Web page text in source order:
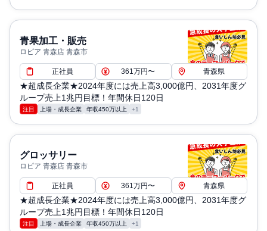
青果加工・販売
ロピア 青森店 青森市
正社員 361万円〜 青森県
★超成長企業★2024年度には売上高3,000億円、2031年度グ
ループ売上1兆円目標！年間休日120日
注目 上場・成長企業 年収450万以上 +1
グロッサリー
ロピア 青森店 青森市
正社員 361万円〜 青森県
★超成長企業★2024年度には売上高3,000億円、2031年度グ
ループ売上1兆円目標！年間休日120日
注目 上場・成長企業 年収450万以上 +1